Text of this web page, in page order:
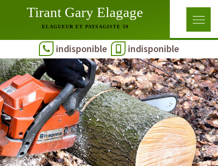
Tirant Gary Elagage
ELAGUEUR ET PAYSAGISTE 59
indisponible indisponible